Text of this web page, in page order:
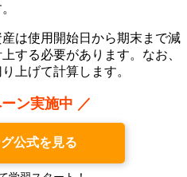
は使用開始日から期末まで減
する必要があります。なお、
上げて計算します。
ン実施中 ／
公式を見る